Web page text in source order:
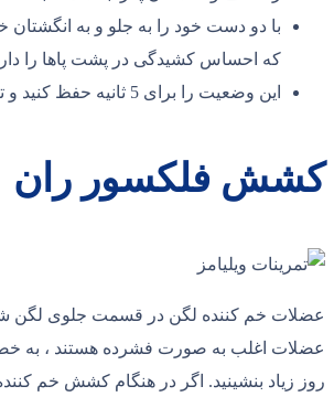
با دو دست خود را به جلو و به انگشتان
که احساس کشیدگی در پشت پاها را
این وضعیت را برای 5 ثانیه حفظ کنید و تا 10 بار تکرار کنید
کشش فلکسور ران
عضلات خم کننده لگن در قسمت جلوی لگن
عضلات اغلب به صورت فشرده هستند ، به
روز زیاد بنشینید. اگر در هنگام کشش خم